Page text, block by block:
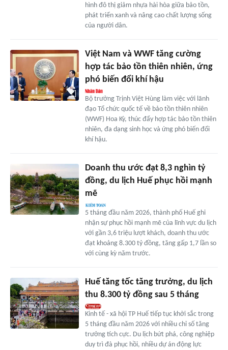
hình đô thị giảm nhựa hài hòa giữa bảo tồn,
phát triển xanh và nâng cao chất lượng sống
của người dân.
Việt Nam và WWF tăng cường
hợp tác bảo tồn thiên nhiên, ứng
phó biến đổi khí hậu
Bộ trưởng Trịnh Việt Hùng làm việc với lãnh
đạo Tổ chức quốc tế về bảo tồn thiên nhiên
(WWF) Hoa Kỳ, thúc đẩy hợp tác bảo tồn thiên
nhiên, đa dạng sinh học và ứng phó biến đổi
khí hậu.
Doanh thu ước đạt 8,3 nghìn tỷ
đồng, du lịch Huế phục hồi mạnh
mẽ
5 tháng đầu năm 2026, thành phố Huế ghi
nhận sự phục hồi mạnh mẽ của lĩnh vực du lịch
với gần 3,6 triệu lượt khách, doanh thu ước
đạt khoảng 8.300 tỷ đồng, tăng gấp 1,7 lần so
với cùng kỳ năm trước.
Huế tăng tốc tăng trưởng, du lịch
thu 8.300 tỷ đồng sau 5 tháng
Kinh tế - xã hội TP Huế tiếp tục khởi sắc trong
5 tháng đầu năm 2026 với nhiều chỉ số tăng
trưởng tích cực. Du lịch bứt phá, công nghiệp
duy trì đà phục hồi, nhiều dự án động lực